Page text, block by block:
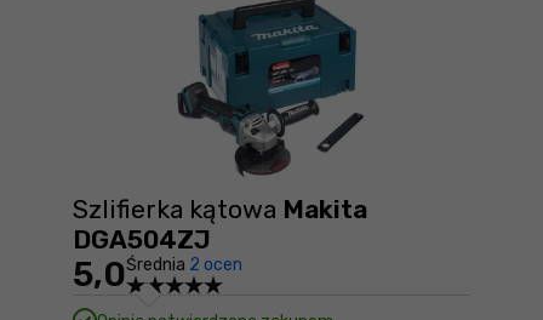
Szlifierka kątowa Makita
DGA504ZJ
5,0Średnia 2 ocen